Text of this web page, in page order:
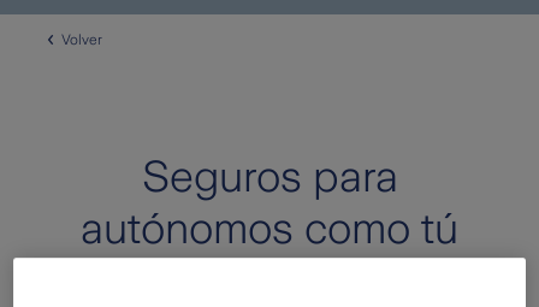
Volver
Seguros para
autónomos como tú